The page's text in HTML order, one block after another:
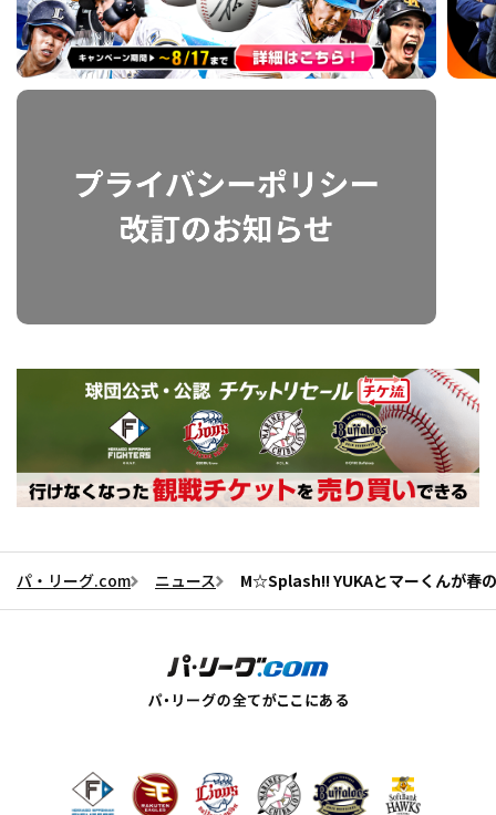
パ・リーグ.com ニュース M☆Splash!! YUKAとマーくんが春